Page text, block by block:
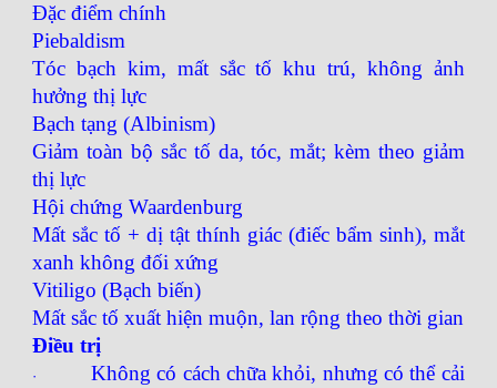
Đặc điểm chính
Piebaldism
Tóc bạch kim, mất sắc tố khu trú, không ảnh
hưởng thị lực
Bạch tạng (Albinism)
Giảm toàn bộ sắc tố da, tóc, mắt; kèm theo giảm
thị lực
Hội chứng Waardenburg
Mất sắc tố + dị tật thính giác (điếc bẩm sinh), mắt
xanh không đối xứng
Vitiligo (Bạch biến)
Mất sắc tố xuất hiện muộn, lan rộng theo thời gian
Điều trị
·
Không có cách chữa khỏi, nhưng có thể cải